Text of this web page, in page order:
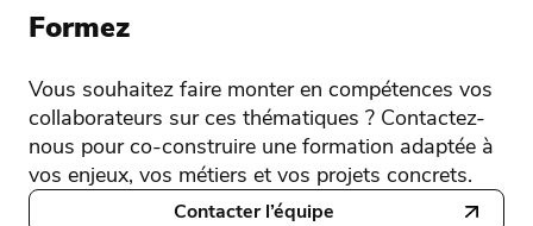
Formez
Vous souhaitez faire monter en compétences vos
collaborateurs sur ces thématiques ? Contactez-
nous pour co-construire une formation adaptée à
vos enjeux, vos métiers et vos projets concrets.
Contacter l’équipe